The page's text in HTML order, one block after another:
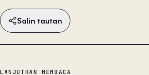
Salin tautan
LANJUTKAN MEMBACA